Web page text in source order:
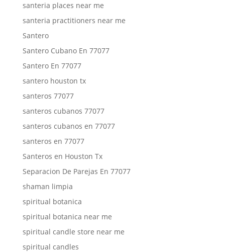
santeria places near me
santeria practitioners near me
Santero
Santero Cubano En 77077
Santero En 77077
santero houston tx
santeros 77077
santeros cubanos 77077
santeros cubanos en 77077
santeros en 77077
Santeros en Houston Tx
Separacion De Parejas En 77077
shaman limpia
spiritual botanica
spiritual botanica near me
spiritual candle store near me
spiritual candles